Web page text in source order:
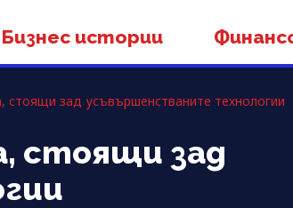
Бизнес истории
стоящи зад усъвършенстваните технологии
стоящи зад